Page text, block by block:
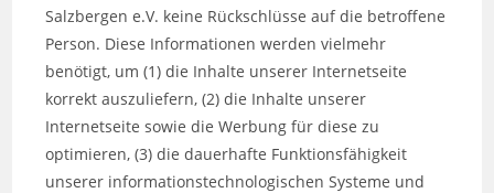
Salzbergen e.V. keine Rückschlüsse auf die betroffene
Person. Diese Informationen werden vielmehr
benötigt, um (1) die Inhalte unserer Internetseite
korrekt auszuliefern, (2) die Inhalte unserer
Internetseite sowie die Werbung für diese zu
optimieren, (3) die dauerhafte Funktionsfähigkeit
unserer informationstechnologischen Systeme und